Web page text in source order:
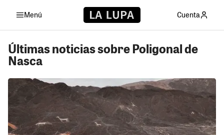
Menú Cuenta
Últimas noticias sobre Poligonal de
Nasca